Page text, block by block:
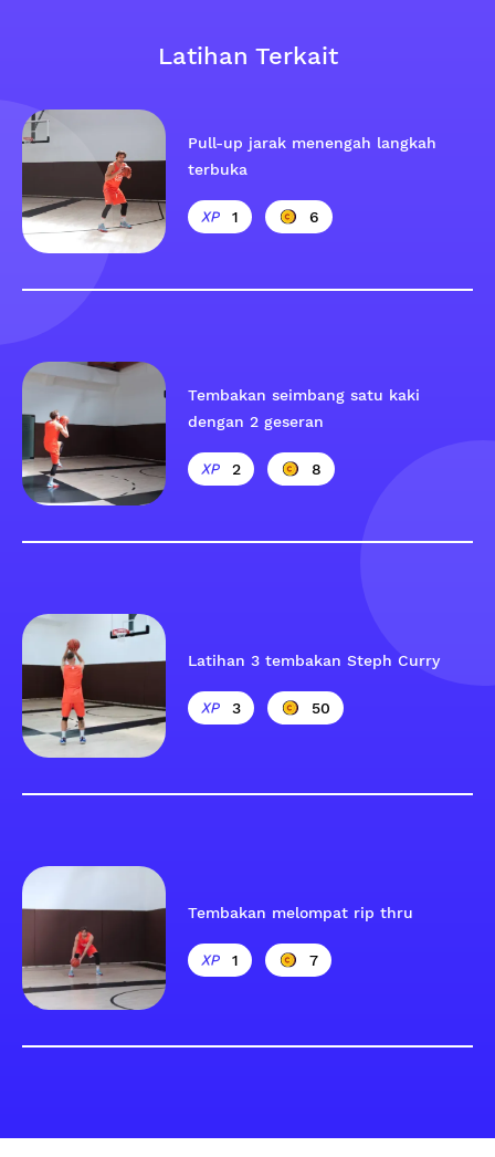
Latihan Terkait
Pull-up jarak menengah langkah
terbuka
1 6
Tembakan seimbang satu kaki
dengan 2 geseran
2 8
Latihan 3 tembakan Steph Curry
3 50
Tembakan melompat rip thru
1 7